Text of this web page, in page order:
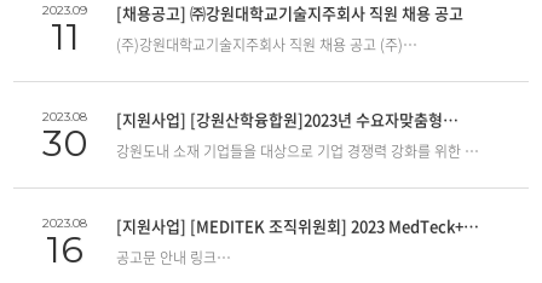
2023.09
11
[채용공고] ㈜강원대학교기술지주회사 직원 채용 공고
(주)강원대학교기술지주회사 직원 채용 공고 (주)
하오니 참신하고 유능한 인재의 많은 지원 바랍니다. 1. 채용인원
: 1명 2. 접수기간 : 2023.09.15.( 금 ) 〜 2023.09.20.( 수 ) 18:00 3.
접 수 처 : E-mail 접수 ( 접수 마감일 18:00 까지 도착분에 한함 )
㈜ 강원대학교기술지주회사 경영지원팀 ‧ E-mail:
본관 201 호 ※ 기타 세부내용은 첨부 공고문을 참조
2023.08
30
[지원사업] [강원산학융합원]2023년 수요자맞춤형
기업애로해결(bsc) 프로그램 참여기업 모집 공고의 건
강원도내 소재 기업들을 대상으로 기업 경쟁력 강화를 위한
아래와 같이 모집하오니 관심있는 기업의 많은 신청과 참여
바랍니다. - 사업기간 : 2023. 11. 1 ~ 2024. 2. 29 (A그룹 : 마케팅,
시험분석비, 인증취득) 2023. 11. 1 ~ 2024. 3. 31
(B그룹: 시제품 제작, 제품 고급화) - 지원규모 : 총 490백만원
2023.08
16
[지원사업] [MEDITEK 조직위원회] 2023 MedTeck+
언박싱 데이 참가기업 모집 안내
공고문 안내 링크